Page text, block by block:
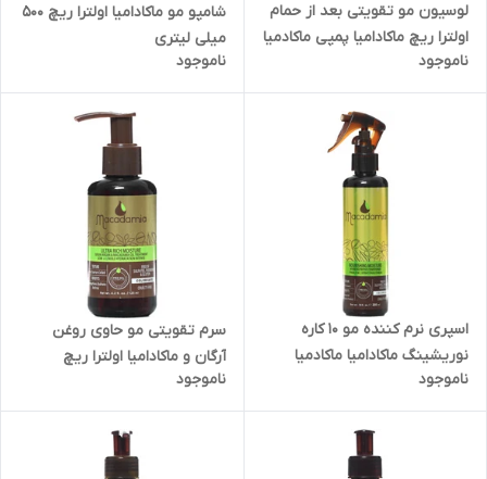
لوسیون مو تقویتی بعد از حمام
اولترا ریچ ماکادامیا پمپی ماکادمیا
ناموجود
شامپو مو ماکادامیا اولترا ریچ 500
میلی لیتری
ناموجود
اسپری نرم کننده مو 10 کاره
نوریشینگ ماکادامیا ماکادمیا
ناموجود
سرم تقویتی مو حاوی روغن
آرگان و ماکادامیا اولترا ریچ
ماکادمیا
ناموجود